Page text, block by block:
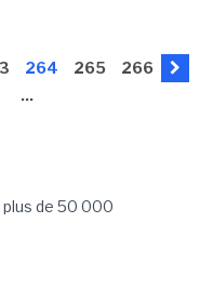
264 265
266
...
de 50 000